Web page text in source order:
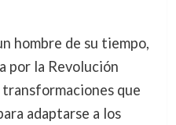
hombre de su tiempo,
por la Revolución
transformaciones que
adaptarse a los